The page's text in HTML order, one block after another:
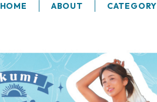
HOME ABOUT CATEGORY